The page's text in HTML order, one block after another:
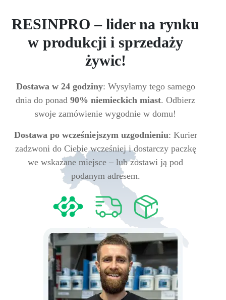
RESINPRO – lider na rynku
w produkcji i sprzedaży
żywic!
Dostawa w 24 godziny: Wysyłamy tego samego
dnia do ponad 90% niemieckich miast. Odbierz
swoje zamówienie wygodnie w domu!
Dostawa po wcześniejszym uzgodnieniu: Kurier
zadzwoni do Ciebie wcześniej i dostarczy paczkę
we wskazane miejsce – lub zostawi ją pod
podanym adresem.